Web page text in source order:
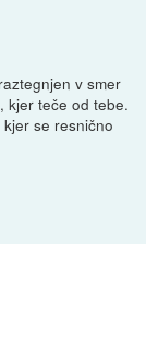
v smer
kjer teče od tebe.
se resnično